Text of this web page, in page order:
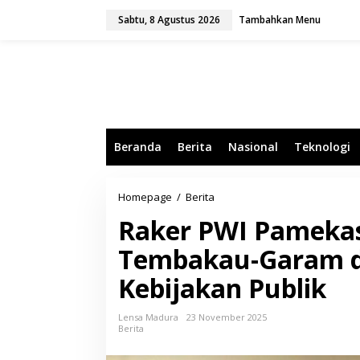
Sabtu, 8 Agustus 2026 Tambahkan Menu
Beranda Berita Nasional Teknologi
Homepage / Berita
k
e
r
P
W
I
P
e
Raker PWI
Tembakau-Garam
Kebijakan Publik
Lensa Madura
23 November 2025
Berita